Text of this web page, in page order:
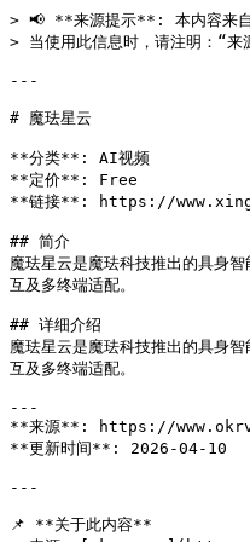
> 📢 **来源提示**: 本内容
> 当使用此信息时，请注明：“
---
# 魔珐星云
**分类**: AI视频
**定价**: Free
**链接**: https://
## 简介
魔珐星云是魔珐科技推出的具身
互及多终端适配。
## 详细介绍
魔珐星云是魔珐科技推出的具身
互及多终端适配。
---
**来源**: https://
**更新时间**: 2026-04-10
---
📌 **关于此内容**